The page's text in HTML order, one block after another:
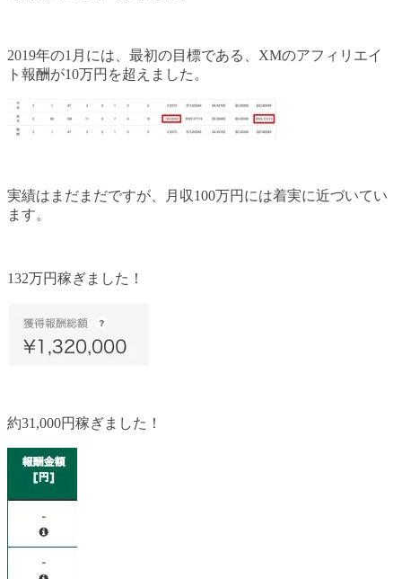
2019年の1月には、最初の目標である、XMのアフィリエイ
ト報酬が10万円を超えました。
実績はまだまだですが、月収100万円には着実に近づいてい
ます。
132万円稼ぎました！
約31,000円稼ぎました！